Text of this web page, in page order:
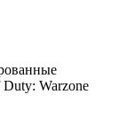
Warzone